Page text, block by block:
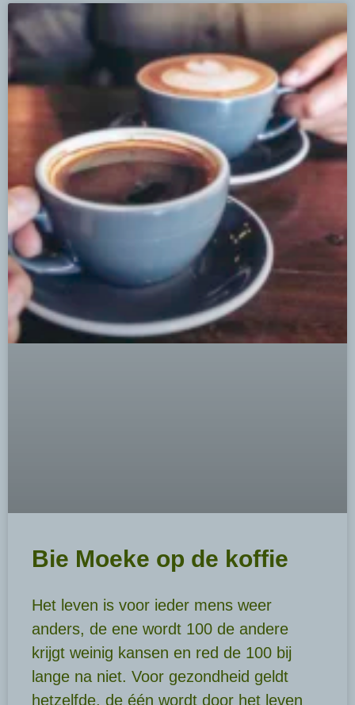
Bie Moeke op de koffie
Het leven is voor ieder mens weer
anders, de ene wordt 100 de andere
krijgt weinig kansen en red de 100 bij
lange na niet. Voor gezondheid geldt
hetzelfde, de één wordt door het leven